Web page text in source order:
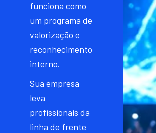
funciona como
um programa de
valorização e
reconhecimento
interno.
Sua empresa
leva
profissionais da
linha de frente